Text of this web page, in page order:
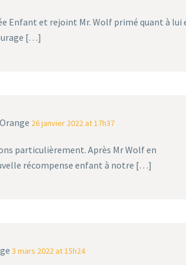
Enfant et rejoint Mr. Wolf primé quant à lui
[…]
26 janvier 2022 at 17h37
particulièrement. Après Mr Wolf en
récompense enfant à notre […]
3 mars 2022 at 15h24